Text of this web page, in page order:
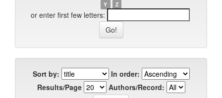
Y
Z
or enter first few letters:
Sort by:
In order:
Results/Page
Authors/Record: